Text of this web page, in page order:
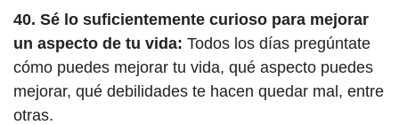
40. Sé lo suficientemente curioso para mejorar
un aspecto de tu vida: Todos los días pregúntate
cómo puedes mejorar tu vida, qué aspecto puedes
mejorar, qué debilidades te hacen quedar mal, entre
otras.